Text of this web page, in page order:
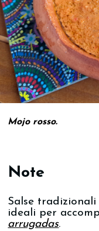
Mojo rosso.
Note
Salse tradizionali
ideali per
arrugadas.